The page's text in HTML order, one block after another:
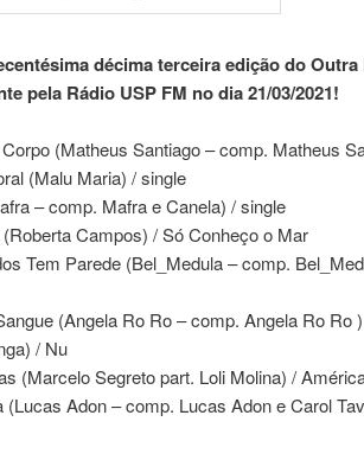
décima terceira edição do
pela Rádio USP FM no dia 21/03/2021!
(Matheus Santiago – comp. Matheus
(Malu Maria) / single
– comp. Mafra e Canela) / single
Campos) / Só Conheço o Mar
Tem Parede (Bel_Medula – comp.
(Angela Ro Ro – comp. Angela Ro Ro
/ Nu
(Marcelo Segreto part. Loli Molina) /
(Lucas Adon – comp. Lucas Adon e Carol